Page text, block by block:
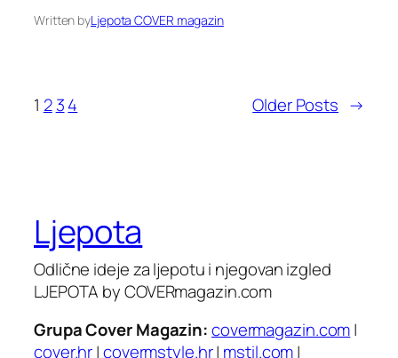
Written byLjepota COVER magazin
1 2 34 Older Posts →
Ljepota
Odlične ideje za ljepotu i njegovan izgled
LJEPOTA by COVERmagazin.com
Grupa Cover Magazin:covermagazin.com|
cover.hr|covermstyle.hr| mstil.com|